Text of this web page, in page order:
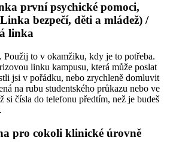
první psychické pomoci,
bezpečí, děti a mládež) /
linka
Použij to v okamžiku, kdy je to potřeba.
linku kampusu, která může poslat
jsi v pořádku, nebo zrychleně domluvit
na rubu studentského průkazu nebo ve
si čísla do telefonu předtím, než je budeš
pro cokoli klinické úrovně